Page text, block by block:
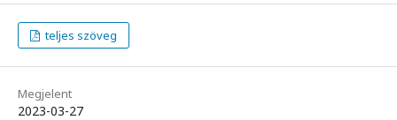
teljes szöveg
Megjelent
2023-03-27